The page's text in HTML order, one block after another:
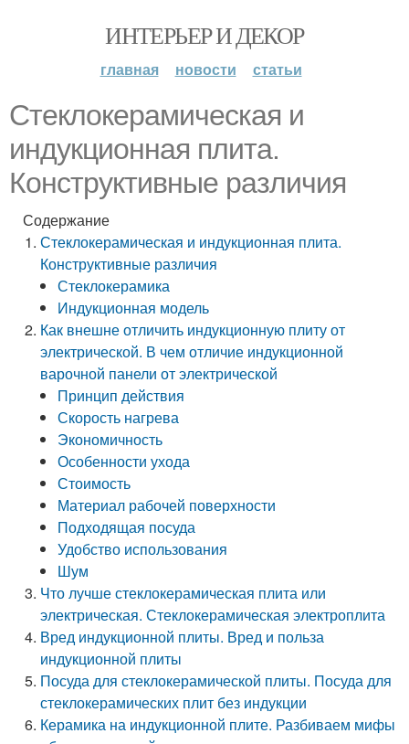
ИНТЕРЬЕР И ДЕКОР
главная новости статьи
Стеклокерамическая и
индукционная плита.
Конструктивные различия
Содержание
Стеклокерамическая и индукционная плита.
Конструктивные различия
Стеклокерамика
Индукционная модель
Как внешне отличить индукционную плиту от
электрической. В чем отличие индукционной
варочной панели от электрической
Принцип действия
Скорость нагрева
Экономичность
Особенности ухода
Стоимость
Материал рабочей поверхности
Подходящая посуда
Удобство использования
Шум
Что лучше стеклокерамическая плита или
электрическая. Стеклокерамическая электроплита
Вред индукционной плиты. Вред и польза
индукционной плиты
Посуда для стеклокерамической плиты. Посуда для
стеклокерамических плит без индукции
Керамика на индукционной плите. Разбиваем мифы